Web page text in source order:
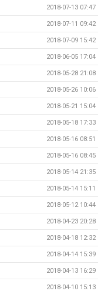
2018-07-13 07:47
2018-07-11 09:42
2018-07-09 15:42
2018-06-05 17:04
2018-05-28 21:08
2018-05-26 10:06
2018-05-21 15:04
2018-05-18 17:33
2018-05-16 08:51
2018-05-16 08:45
2018-05-14 21:35
2018-05-14 15:11
2018-05-12 10:44
2018-04-23 20:28
2018-04-18 12:32
2018-04-14 15:39
2018-04-13 16:29
2018-04-10 15:13